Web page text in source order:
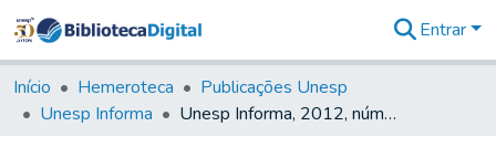
&
Coleções
Tudo na
Entrar
Início Hemeroteca
Publicações Unesp
Unesp Informa
Unesp Informa, 2012, número 28